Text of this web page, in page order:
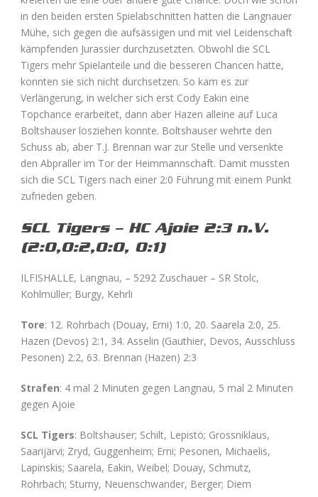
in den beiden ersten Spielabschnitten hatten die Langnauer
Mühe, sich gegen die aufsässigen und mit viel Leidenschaft
kämpfenden Jurassier durchzusetzten. Obwohl die SCL
Tigers mehr Spielanteile und die besseren Chancen hatte,
konnten sie sich nicht durchsetzen. So kam es zur
Verlängerung, in welcher sich erst Cody Eakin eine
Topchance erarbeitet, dann aber Hazen alleine auf Luca
Boltshauser losziehen konnte. Boltshauser wehrte den
Schuss ab, aber T.J. Brennan war zur Stelle und versenkte
den Abpraller im Tor der Heimmannschaft. Damit mussten
sich die SCL Tigers nach einer 2:0 Führung mit einem Punkt
zufrieden geben.
SCL Tigers – HC Ajoie 2:3 n.V.
(2:0,0:2,0:0, 0:1)
ILFISHALLE, Langnau, – 5292 Zuschauer – SR Stolc,
Kohlmüller; Burgy, Kehrli
Tore: 12. Rohrbach (Douay, Erni) 1:0, 20. Saarela 2:0, 25.
Hazen (Devos) 2:1, 34. Asselin (Gauthier, Devos, Ausschluss
Pesonen) 2:2, 63. Brennan (Hazen) 2:3
Strafen: 4 mal 2 Minuten gegen Langnau, 5 mal 2 Minuten
gegen Ajoie
SCL Tigers: Boltshauser; Schilt, Lepistö; Grossniklaus,
Saarijärvi; Zryd, Guggenheim; Erni; Pesonen, Michaelis,
Lapinskis; Saarela, Eakin, Weibel; Douay, Schmutz,
Rohrbach; Sturny, Neuenschwander, Berger; Diem